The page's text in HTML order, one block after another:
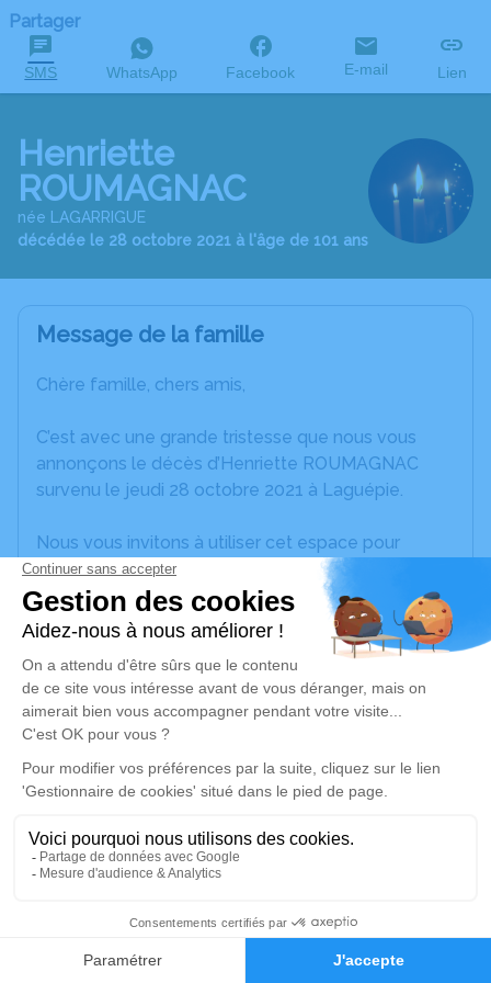
Faire-part Hommages
Partager
SMS WhatsApp Facebook E-mail Lien
Henriette
ROUMAGNAC
née LAGARRIGUE
décédée le 28 octobre 2021 à l'âge de 101 ans
Message de la famille
Chère famille, chers amis,
C’est avec une grande tristesse que nous vous
annonçons le décès d’Henriette ROUMAGNAC
survenu le jeudi 28 octobre 2021 à Laguépie.
Nous vous invitons à utiliser cet espace pour
laisser vos condoléances, partager des photos
souvenirs, une anecdote ou exprimer vos pensées
à travers des poèmes ou des textes. Cet endroit
est un lieu d'expression dédié à honorer la
mémoire d’Henriette ROUMAGNAC.
Un service de plantation d’arbre hommage est
disponible ici.
Je rends hommage
Cérémonie religieuse
Laguépie-Église de Laguépie
82250 Laguépie